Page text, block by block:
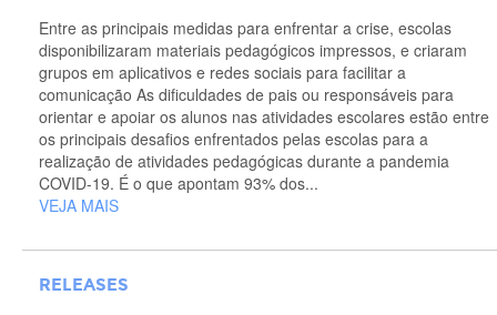
Entre as principais medidas para enfrentar a crise, escolas
disponibilizaram materiais pedagógicos impressos, e criaram
grupos em aplicativos e redes sociais para facilitar a
comunicação As dificuldades de pais ou responsáveis para
orientar e apoiar os alunos nas atividades escolares estão entre
os principais desafios enfrentados pelas escolas para a
realização de atividades pedagógicas durante a pandemia
COVID-19. É o que apontam 93% dos...
VEJA MAIS
RELEASES